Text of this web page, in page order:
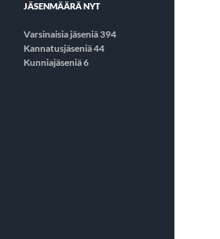
JÄSENMÄÄRÄ NYT
Varsinaisia jäseniä 394
Kannatusjäseniä 44
Kunniajäseniä 6